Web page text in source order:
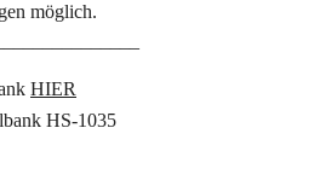
möglich.
HIER